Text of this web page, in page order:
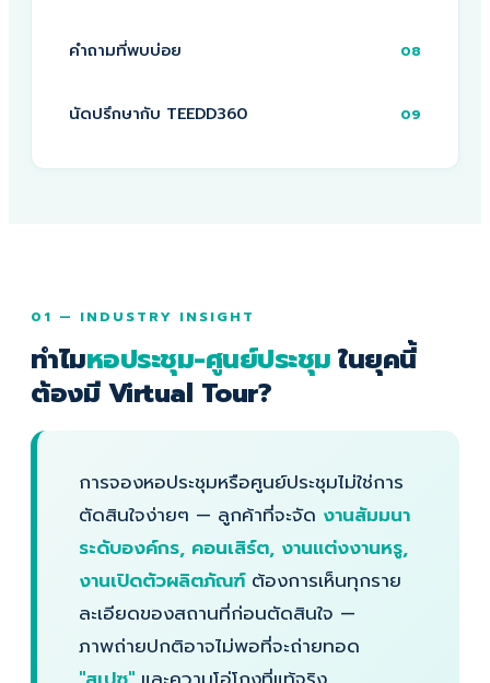
คำถามที่พบบ่อย 08
นัดปรึกษากับ TEEDD360 09
01 — INDUSTRY INSIGHT
ทำไมหอประชุม-ศูนย์ประชุมในยุคนี้
ต้องมี Virtual Tour?
การจองหอประชุมหรือศูนย์ประชุมไม่ใช่การ
ตัดสินใจง่ายๆ — ลูกค้าที่จะจัด งานสัมมนา
ระดับองค์กร, คอนเสิร์ต, งานแต่งงานหรู,
งานเปิดตัวผลิตภัณฑ์ต้องการเห็นทุกราย
ละเอียดของสถานที่ก่อนตัดสินใจ —
ภาพถ่ายปกติอาจไม่พอที่จะถ่ายทอด